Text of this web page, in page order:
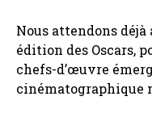
Nous attendons
édition des Oscars,
chefs-d’œuvre
cinématographique